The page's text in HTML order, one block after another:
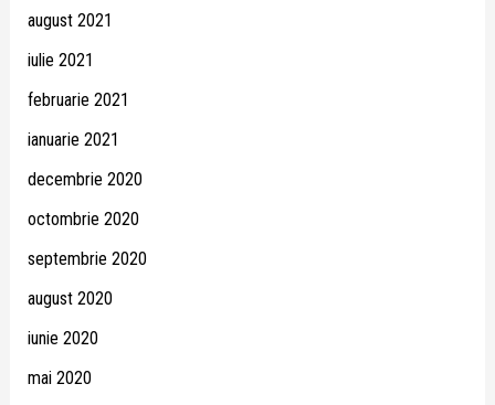
august 2021
iulie 2021
februarie 2021
ianuarie 2021
decembrie 2020
octombrie 2020
septembrie 2020
august 2020
iunie 2020
mai 2020